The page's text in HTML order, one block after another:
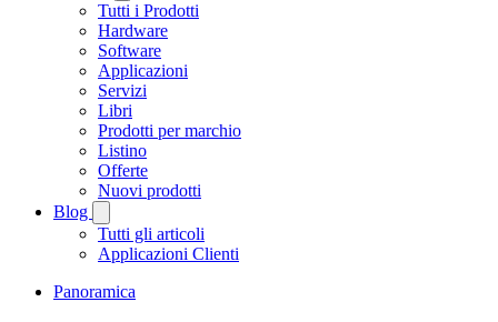
Tutti i Prodotti
Hardware
Software
Applicazioni
Servizi
Libri
Prodotti per marchio
Listino
Offerte
Nuovi prodotti
Blog
Tutti gli articoli
Applicazioni Clienti
Panoramica